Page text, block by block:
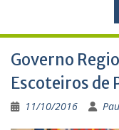
Governo
Escoteiros de
11/10/2016